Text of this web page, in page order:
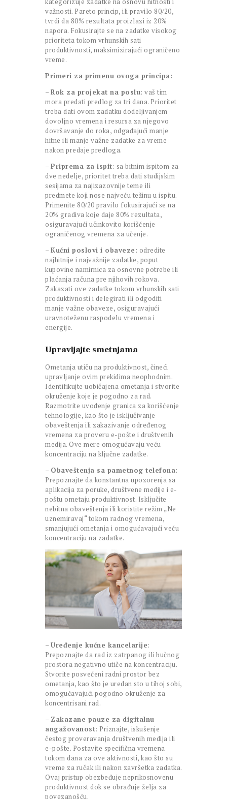
važnosti. Pareto princip, ili pravilo 80/20,
tvrdi da 80% rezultata proizlazi iz 20%
napora. Fokusirajte se na zadatke visokog
prioriteta tokom vrhunskih sati
produktivnosti, maksimizirajući ograničeno
vreme.
Primeri za primenu ovoga principa:
– Rok za projekat na poslu: vaš tim
mora predati predlog za tri dana. Prioritet
treba dati ovom zadatku dodeljivanjem
dovoljno vremena i resursa za njegovo
dovršavanje do roka, odgađajući manje
hitne ili manje važne zadatke za vreme
nakon predaje predloga.
– Priprema za ispit: sa bitnim ispitom za
dve nedelje, prioritet treba dati studijskim
sesijama za najizazovnije teme ili
predmete koji nose najveću težinu u ispitu.
Primenite 80/20 pravilo fokusirajući se na
20% gradiva koje daje 80% rezultata,
osiguravajući učinkovito korišćenje
ograničenog vremena za učenje.
– Kućni poslovi i obaveze : odredite
najhitnije i najvažnije zadatke, poput
kupovine namirnica za osnovne potrebe ili
plaćanja računa pre njihovih rokova.
Zakazati ove zadatke tokom vrhunskih sati
produktivnosti i delegirati ili odgoditi
manje važne obaveze, osiguravajući
uravnoteženu raspodelu vremena i
energije.
Upravljajte smetnjama
Ometanja utiču na produktivnost, čineći
upravljanje ovim prekidima neophodnim.
Identifikujte uobičajena ometanja i stvorite
okruženje koje je pogodno za rad.
Razmotrite uvođenje granica za korišćenje
tehnologije, kao što je isključivanje
obaveštenja ili zakazivanje određenog
vremena za proveru e-pošte i društvenih
medija. Ove mere omogućavaju veću
koncentraciju na ključne zadatke.
– Obaveštenja sa pametnog telefona:
Prepoznajte da konstantna upozorenja sa
aplikacija za poruke, društvene medije i e-
poštu ometaju produktivnost. Isključite
nebitna obaveštenja ili koristite režim „Ne
uznemiravaj“ tokom radnog vremena,
smanjujući ometanja i omogućavajući veću
koncentraciju na zadatke.
– Uređenje kućne kancelarije:
Prepoznajte da rad iz zatrpanog ili bučnog
prostora negativno utiče na koncentraciju.
Stvorite posvećeni radni prostor bez
ometanja, kao što je uredan sto u tihoj sobi,
omogućavajući pogodno okruženje za
koncentrisani rad.
– Zakazane pauze za digitalnu
angažovanost: Priznajte, iskušenje
čestog proveravanja društvenih medija ili
e-pošte. Postavite specifična vremena
tokom dana za ove aktivnosti, kao što su
vreme za ručak ili nakon završetka zadatka.
Ovaj pristup obezbeđuje neprikosnovenu
produktivnost dok se obrađuje želja za
povezanošću.